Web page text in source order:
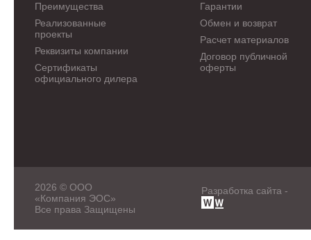
Преимущества
Реализованные
проекты
Реквизиты компании
Сертификаты
официального дилера
Гарантии
Обмен и возврат
Расчет материалов
Договор публичной
оферты
2026 © ООО
«Компания ЭОС»
Все права Защищены
Разработка сайта -